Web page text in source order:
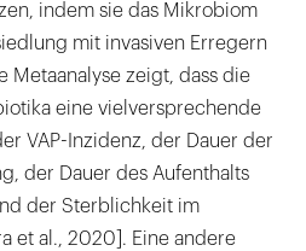
indem sie das Mikrobiom
mit invasiven Erregern
Metaanalyse zeigt, dass die
eine vielversprechende
VAP-Inzidenz, der Dauer der
der Dauer des Aufenthalts
der Sterblichkeit im
et al., 2020]. Eine andere